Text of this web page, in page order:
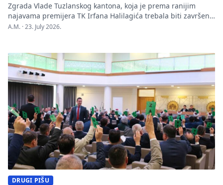
Zgrada Vlade Tuzlanskog kantona, koja je prema ranijim
najavama premijera TK Irfana Halilagića trebala biti završena
početkom jula ove godine, ni 18 mjeseci nakon početka
greške u projektovanju, zbog čega će biti neophodni dodatni
radovi i izdvajanja iz budžeta Tuzlanskog […]
A.M. ·23. July 2026.
DRUGI PIŠU